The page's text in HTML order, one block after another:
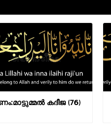
കദീജ (76)